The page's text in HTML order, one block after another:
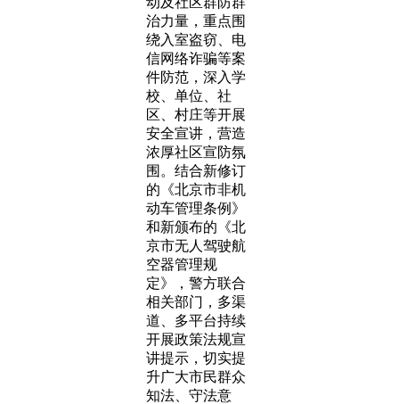
治力量，重点围
绕入室盗窃、电
信网络诈骗等案
件防范，深入学
校、单位、社
区、村庄等开展
安全宣讲，营造
浓厚社区宣防氛
围。结合新修订
的《北京市非机
动车管理条例》
和新颁布的《北
京市无人驾驶航
空器管理规
定》，警方联合
相关部门，多渠
道、多平台持续
开展政策法规宣
讲提示，切实提
升广大市民群众
知法、守法意